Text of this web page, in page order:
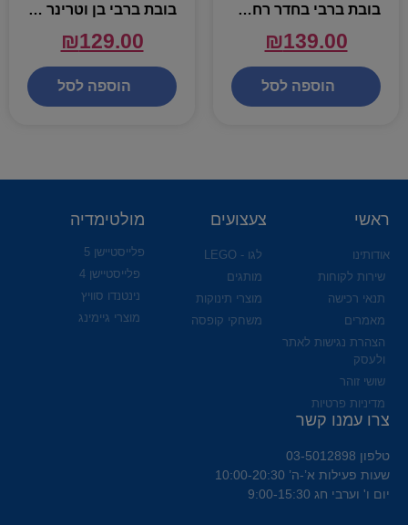
בובת ברבי בחדר רחצה כולל אביזרים – BARBIE
₪139.00
הוספה לסל
בובת ברבי בן וטרינר + חיות – BARBIE
₪129.00
הוספה לסל
ראשי
אודותינו
שירות לקוחות
תנאי רכישה
מאמרים
הצהרת נגישות לאתר
ולעסק
שושי זוהר
מדיניות פרטיות
צעצועים
לגו - LEGO
מותגים
מוצרי תינוקות
משחקי קופסה
מולטימדיה
פלייסטיישן 5
פלייסטיישן 4
נינטנדו סוויץ
מוצרי גיימינג
צרו עמנו קשר
טלפון 03-5012898
שעות פעילות א’-ה’ 10:00-20:30
יום ו' וערבי חג 9:00-15:30